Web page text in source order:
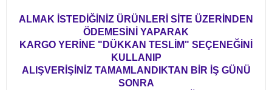
ALMAK İSTEDİĞİNİZ ÜRÜNLERİ SİTE ÜZERİNDEN
ÖDEMESİNİ YAPARAK
KARGO YERİNE "DÜKKAN TESLİM" SEÇENEĞİNİ
KULLANIP
ALIŞVERİŞİNİZ TAMAMLANDIKTAN BİR İŞ GÜNÜ
SONRA